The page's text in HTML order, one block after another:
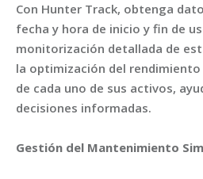
Con Hunter Track, obtenga
fecha y hora de inicio y fin de
monitorización detallada de
la optimización del
de cada uno de sus activos,
decisiones informadas.
Gestión del Mantenimiento